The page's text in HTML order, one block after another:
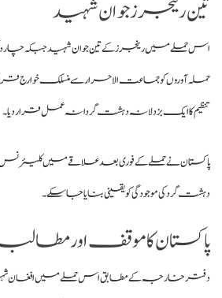
تین رینجرز جوان شہید
اس حملے میں رینجرز کے تین جوان شہید جبکہ چار
حملہ آوروں کو جماعت الاحرار سے منسلک خوارج قرار
تنظیم کا ایک بزدلانہ دہشت گردانہ عمل قرار دیا۔
پاکستان نے حملے کے فوری بعد علاقے میں کلیئرنس
دہشت گرد کی موجودگی کو یقینی بنایا جا سکے۔
پاکستان کا موقف اور
دفتر خارجہ کے مطابق اس حملے میں افغان